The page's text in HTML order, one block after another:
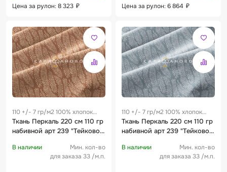
Цена за рулон: 8 323 ₽ Цена за рулон: 6 864 ₽
110 +/- 7 гр/м2 100% хлопок
0.25 м
Ткань Перкаль 220 см 110 гр
набивной арт 239 "Тейково"
В наличии
Мин. кол-во
для заказа 33 /м.п.
110 +/- 7 гр/м2 100% хлопок
0.25 м
Ткань Перкаль 220 см 110 гр
набивной арт 239 "Тейково"
В наличии
Мин. кол-во
для заказа 33 /м.п.